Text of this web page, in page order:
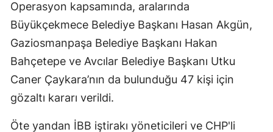
Operasyon kapsamında, aralarında
Büyükçekmece Belediye Başkanı Hasan Akgün,
Gaziosmanpaşa Belediye Başkanı Hakan
Bahçetepe ve Avcılar Belediye Başkanı Utku
Caner Çaykara’nın da bulunduğu 47 kişi için
gözaltı kararı verildi.
Öte yandan İBB iştirakı yöneticileri ve CHP'li